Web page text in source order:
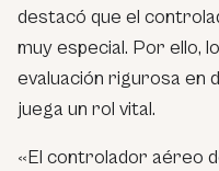
destacó que el
muy especial. Por ello,
evaluación rigurosa en
juega un rol vital.
«El controlador aéreo